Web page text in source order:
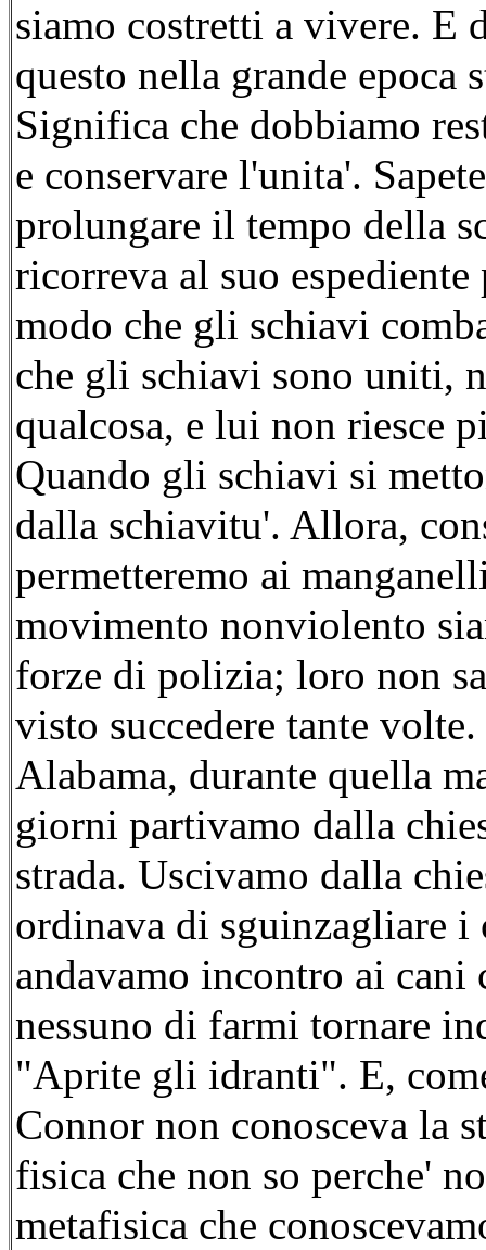
siamo costretti a vivere. E
questo nella grande epoca
Significa che dobbiamo
e conservare l'unita'.
prolungare il tempo della
ricorreva al suo
modo che gli schiavi
che gli schiavi sono uniti,
qualcosa, e lui non riesce
Quando gli schiavi si
dalla schiavitu'. Allora,
permetteremo ai
movimento nonviolento
forze di polizia; loro non
visto succedere tante
Alabama, durante quella
giorni partivamo dalla
strada. Uscivamo dalla
ordinava di sguinzagliare
andavamo incontro ai cani
nessuno di farmi tornare
"Aprite gli idranti". E,
Connor non conosceva la
fisica che non so perche'
metafisica che